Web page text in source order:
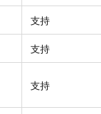
支持
支持
支持